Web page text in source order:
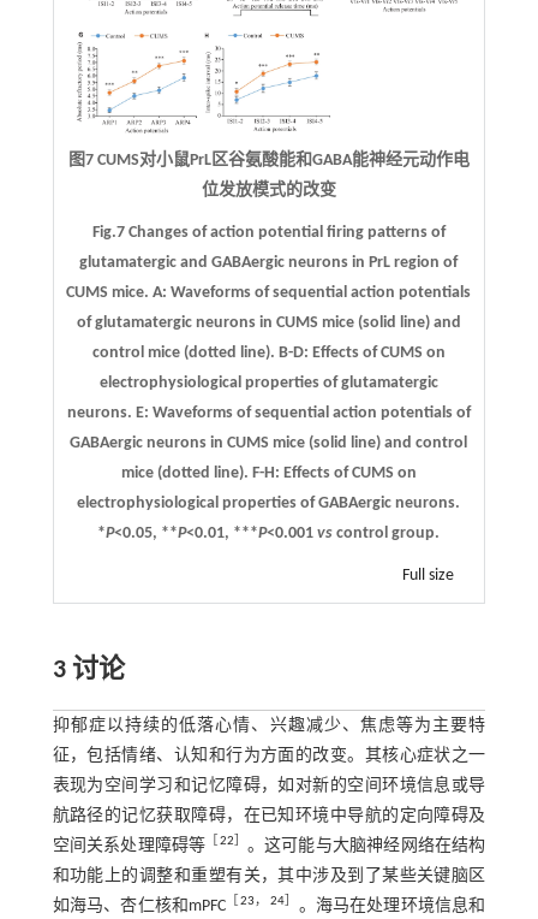
图7 CUMS对小鼠PrL区谷氨酸能和GABA能神经元动作电
位发放模式的改变
Fig.7 Changes of action potential firing patterns of
glutamatergic and GABAergic neurons in PrL region of
CUMS mice.A: Waveforms of sequential action potentials
of glutamatergic neurons in CUMS mice (solid line) and
control mice (dotted line). B-D: Effects of CUMS on
electrophysiological properties of glutamatergic
neurons. E: Waveforms of sequential action potentials of
GABAergic neurons in CUMS mice (solid line) and control
mice (dotted line). F-H : Effects of CUMS on
electrophysiological properties of GABAergic neurons.
*P<0.05, **P<0.01, ***P<0.001vs control group.
Full size
3 讨论
抑郁症以持续的低落心情、兴趣减少、焦虑等为主要特
征，包括情绪、认知和行为方面的改变。其核心症状之一
表现为空间学习和记忆障碍，如对新的空间环境信息或导
航路径的记忆获取障碍，在已知环境中导航的定向障碍及
空间关系处理障碍等
22
。这可能与大脑神经网络在结构
和功能上的调整和重塑有关，其中涉及到了某些关键脑区
如海马、杏仁核和mPFC
23，24
。海马在处理环境信息和